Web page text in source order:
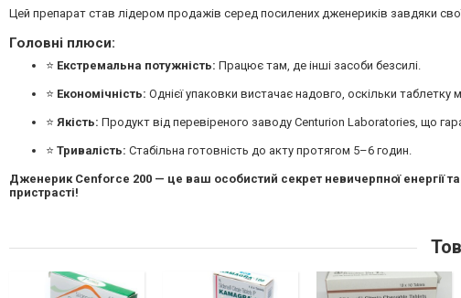
Цей препарат став лідером продажів серед посилених дженериків завдяки
Головні плюси:
⭐ Екстремальна потужність: Працює там, де інші засоби безсилі.
⭐ Економічність: Однієї упаковки вистачає надовго, оскільки таблетку
⭐ Якість: Продукт від перевіреного заводу Centurion Laboratories, що
⭐ Тривалість: Стабільна готовність до акту протягом 5–6 годин.
Дженерик Cenforce 200 — це ваш особистий секрет невичерпної енергії
пристрасті!